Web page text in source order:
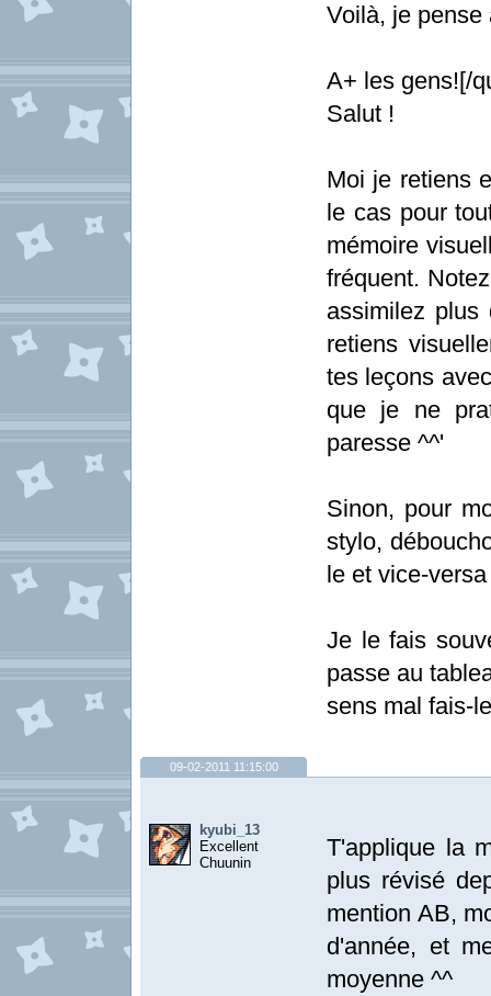
Voilà, je pense
A+ les gens![/
Salut !
Moi je retiens
le cas pour
mémoire
fréquent.
assimilez
retiens
tes leçons
que je ne
paresse ^^'
Sinon, pour
stylo,
le et vice-
Je le fais
passe au
sens mal fais-
09-02-2011 11:15:00
kyubi_13
Excellent
Chuunin
T'applique la
plus révisé
mention AB,
d'année, et
moyenne ^^